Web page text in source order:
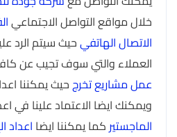
خلال مواقع التواصل الاجتماعي
الاتصال الهاتفيحيث سيتم الرد
العملاء والتي سوف تجيب عن
عمل مشاريع تخرجحيث يمكننا
ويمكنك ايضا الاعتماد علينا في
الماجستير كما يمكننا ايضا اعداد